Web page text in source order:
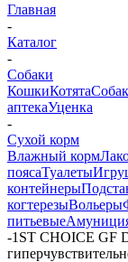
Главная
-
Каталог
-
Собаки
КошкиКотята
аптекаУценка
-
Сухой корм
Влажный корм
поясаТуалеты
контейнеры
когтерезыВольеры
питьевые
-1ST CHOICE GF